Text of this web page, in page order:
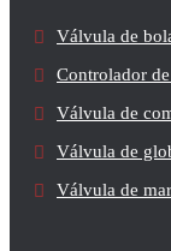
Válvula de
Controlador
Válvula de
Válvula de
Válvula de